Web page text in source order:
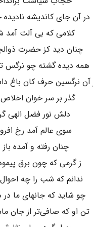
در آن جای کاندیشه
کلامی که بی آلت آمد
چنان دید کز حضرت
همه دیده گشته چو نرگس
آن نرگسین حرف کان باغ
گذر بر سر خوان
دلش نور فضل الهی
سوی عالم آمد رخ
چنان رفته و آمده
ز گرمی که چون برق
ندانم که شب را چه
چو شاید که جانهای ما
تن او که صافی‌تر از جان